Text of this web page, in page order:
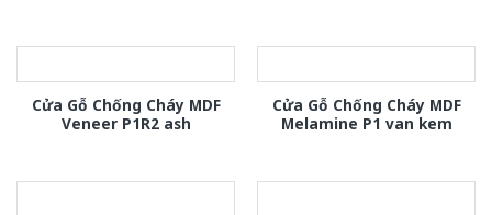
Cửa Gỗ Chống Cháy MDF
Veneer P1R2 ash
Cửa Gỗ Chống Cháy MDF
Melamine P1 van kem